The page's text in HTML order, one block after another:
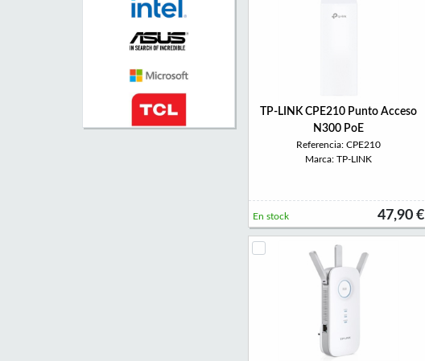
TP-LINK CPE210 Punto Acceso
N300 PoE
Referencia: CPE210
Marca: TP-LINK
47,90 €
En stock